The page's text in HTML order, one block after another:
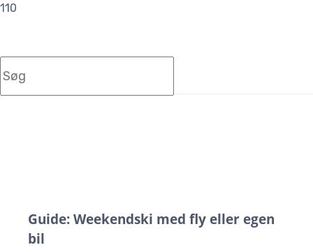
Guide: Weekendski med fly eller egen
bil